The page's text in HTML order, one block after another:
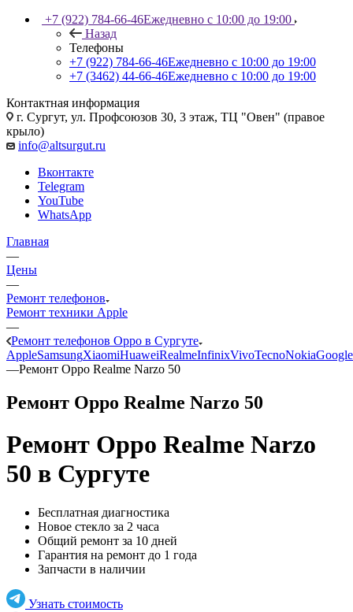
+7 (922) 784-66-46Ежедневно с 10:00 до 19:00
Назад
Телефоны
+7 (922) 784-66-46Ежедневно с 10:00 до 19:00
+7 (3462) 44-66-46Ежедневно с 10:00 до 19:00
Контактная информация
г. Сургут, ул. Профсоюзов 30, 3 этаж, ТЦ "Овен" (правое
крыло)
info@altsurgut.ru
Вконтакте
Telegram
YouTube
WhatsApp
Главная
—
Цены
—
Ремонт телефонов
Ремонт техники Apple
—
Ремонт телефонов Oppo в Сургуте
AppleSamsungXiaomiHuaweiRealmeInfinixVivoTecnoNokiaGoogle
—Ремонт Oppo Realme Narzo 50
Ремонт Oppo Realme Narzo 50
Ремонт Oppo Realme Narzo
50 в Сургуте
Бесплатная диагностика
Новое стекло за 2 часа
Общий ремонт за 10 дней
Гарантия на ремонт до 1 года
Запчасти в наличии
Узнать стоимость